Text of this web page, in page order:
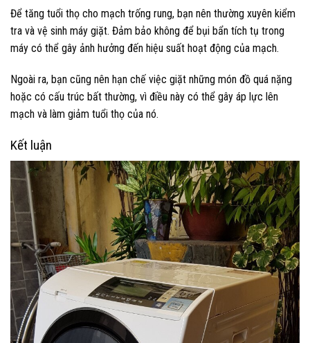
Để tăng tuổi thọ cho mạch trống rung, bạn nên thường xuyên kiểm
tra và vệ sinh máy giặt. Đảm bảo không để bụi bẩn tích tụ trong
máy có thể gây ảnh hưởng đến hiệu suất hoạt động của mạch.
Ngoài ra, bạn cũng nên hạn chế việc giặt những món đồ quá nặng
hoặc có cấu trúc bất thường, vì điều này có thể gây áp lực lên
mạch và làm giảm tuổi thọ của nó.
Kết luận